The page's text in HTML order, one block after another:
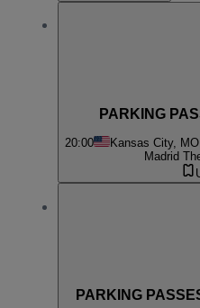
PARKING
20:00 Kansas City,
Madrid
PARKING